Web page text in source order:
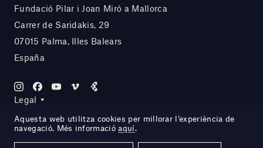
Fundació Pilar i Joan Miró a Mallorca
Carrer de Saridakis, 29
07015 Palma, Illes Balears
España
Legal
Site by DOMO—A
Aquesta web utilitza cookies per millorar l’experiència de
navegació. Més informacióaquí.